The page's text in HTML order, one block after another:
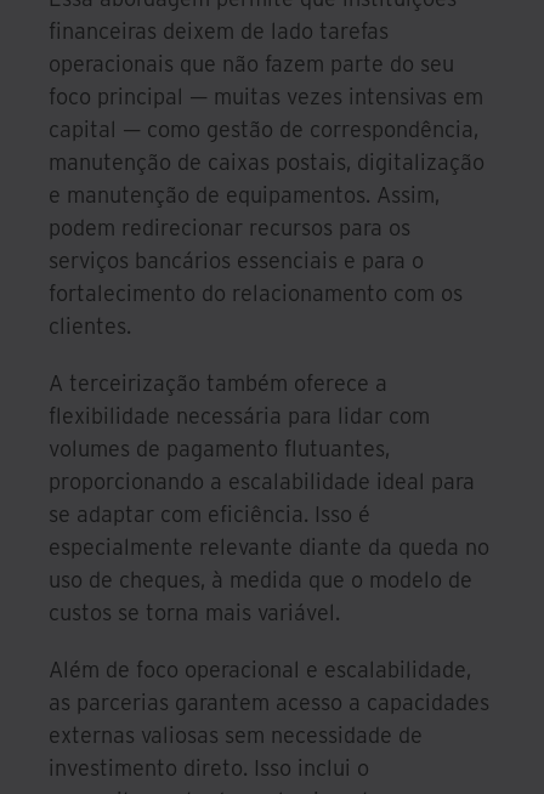
financeiras deixem de lado tarefas
operacionais que não fazem parte do seu
foco principal — muitas vezes intensivas em
capital — como gestão de correspondência,
manutenção de caixas postais, digitalização
e manutenção de equipamentos. Assim,
podem redirecionar recursos para os
serviços bancários essenciais e para o
fortalecimento do relacionamento com os
clientes.
A terceirização também oferece a
flexibilidade necessária para lidar com
volumes de pagamento flutuantes,
proporcionando a escalabilidade ideal para
se adaptar com eficiência. Isso é
especialmente relevante diante da queda no
uso de cheques, à medida que o modelo de
custos se torna mais variável.
Além de foco operacional e escalabilidade,
as parcerias garantem acesso a capacidades
externas valiosas sem necessidade de
investimento direto. Isso inclui o